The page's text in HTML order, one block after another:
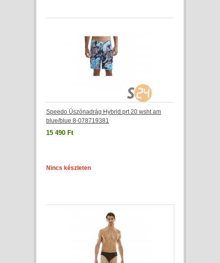
Speedo Úszónadrág Hybrid prt 20 wsht am
blue/blue 8-078719381
15 490 Ft
Nincs készleten